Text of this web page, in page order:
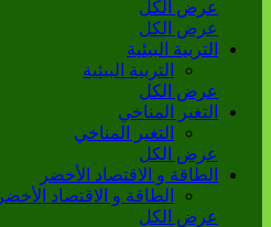
عرض الكل
عرض الكل
التربية البيئية
التربية البيئية
عرض الكل
التغير المناخي
التغير المناخي
عرض الكل
الطاقة و الاقتصاد الأخضر
الطاقة و الاقتصاد الأخضر
عرض الكل